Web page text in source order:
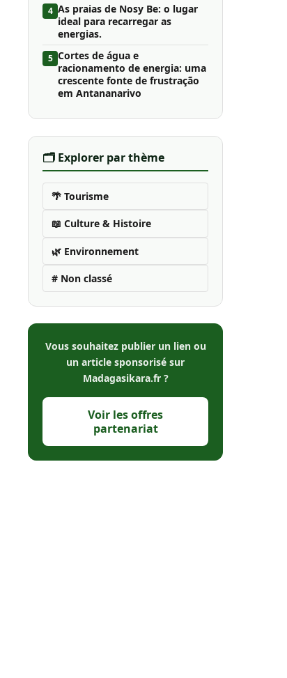
4 As praias de Nosy Be: o lugar
ideal para recarregar as
energias.
5 Cortes de água e
racionamento de energia: uma
crescente fonte de frustração
em Antananarivo
🗂️ Explorer par thème
🌴 Tourisme
📖 Culture & Histoire
🌿 Environnement
# Non classé
Vous souhaitez publier un lien ou
un article sponsorisé sur
Madagasikara.fr ?
Voir les offres
partenariat